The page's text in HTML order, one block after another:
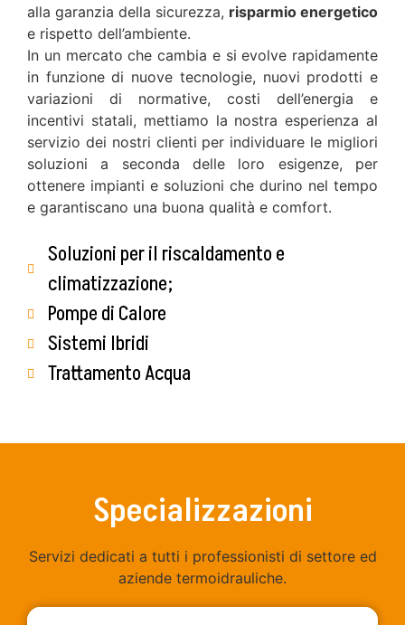
alla garanzia della sicurezza, risparmio energetico
e rispetto dell’ambiente.
In un mercato che cambia e si evolve rapidamente
in funzione di nuove tecnologie, nuovi prodotti e
variazioni di normative, costi dell’energia e
incentivi statali, mettiamo la nostra esperienza al
servizio dei nostri clienti per individuare le migliori
soluzioni a seconda delle loro esigenze, per
ottenere impianti e soluzioni che durino nel tempo
e garantiscano una buona qualità e comfort.
Soluzioni per il riscaldamento e
climatizzazione;
Pompe di Calore
Sistemi Ibridi
Trattamento Acqua
Specializzazioni
Servizi dedicati a tutti i professionisti di settore ed
aziende termoidrauliche.